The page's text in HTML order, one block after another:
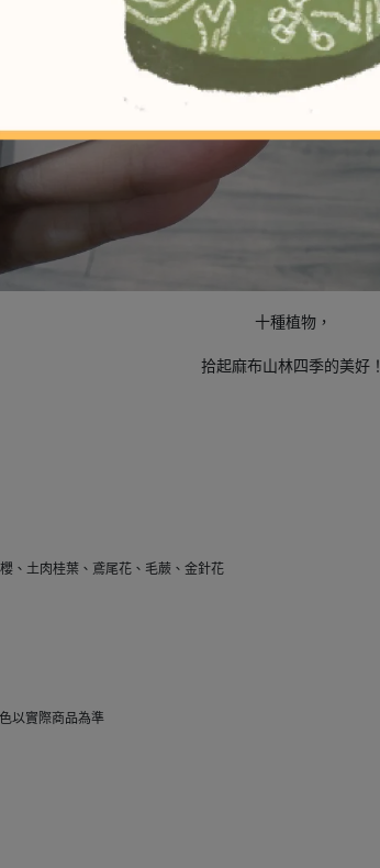
十種植物，
拾起麻布山林四季的美好！
、土肉桂葉、鳶尾花、毛蕨、金針花
以實際商品為準